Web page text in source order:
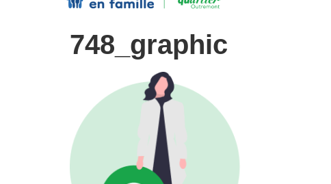
748_graphic